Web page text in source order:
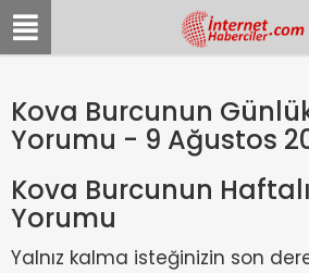
Kova Burcunun
Yorumu - 9 Ağustos
Kova Burcunun
Yorumu
Yalnız kalma isteğinizin son